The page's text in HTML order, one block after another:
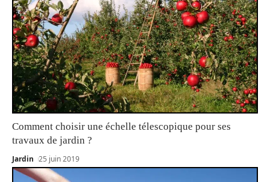
Comment choisir une échelle télescopique pour ses
travaux de jardin ?
Jardin 25 juin 2019